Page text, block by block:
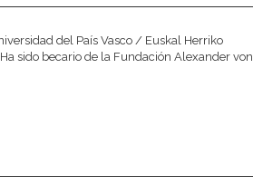
del País Vasco / Euskal Herriko
sido becario de la Fundación Alexander von